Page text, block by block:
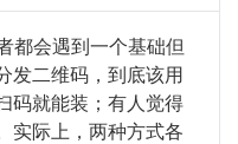
都会遇到一个基础但
发二维码，到底该用
码就能装；有人觉得
实际上，两种方式各